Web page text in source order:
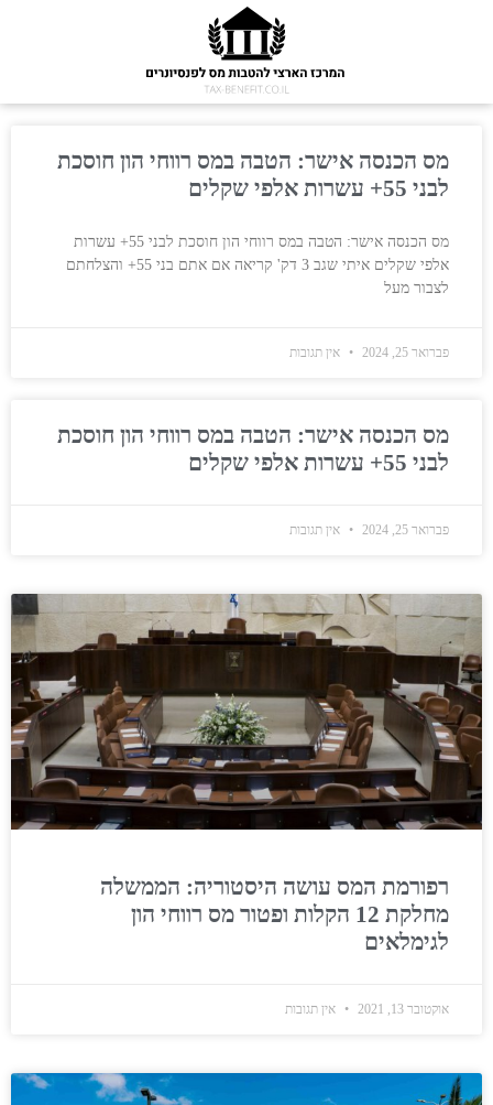
מס הכנסה אישר: הטבה במס רווחי הון חוסכת
לבני 55+ עשרות אלפי שקלים
מס הכנסה אישר: הטבה במס רווחי הון חוסכת לבני 55+ עשרות
אלפי שקלים איתי שגב 3 דק' קריאה אם אתם בני 55+ והצלחתם
לצבור מעל
פברואר 25, 2024 אין תגובות
מס הכנסה אישר: הטבה במס רווחי הון חוסכת
לבני 55+ עשרות אלפי שקלים
פברואר 25, 2024 אין תגובות
רפורמת המס עושה היסטוריה: הממשלה
מחלקת 12 הקלות ופטור מס רווחי הון
לגימלאים
אוקטובר 13, 2021 אין תגובות